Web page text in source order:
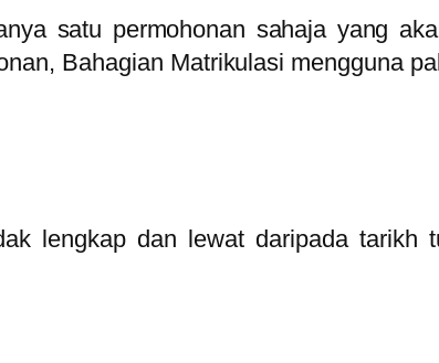
satu permohonan sahaja yang
Bahagian Matrikulasi mengguna
lengkap dan lewat daripada tarikh